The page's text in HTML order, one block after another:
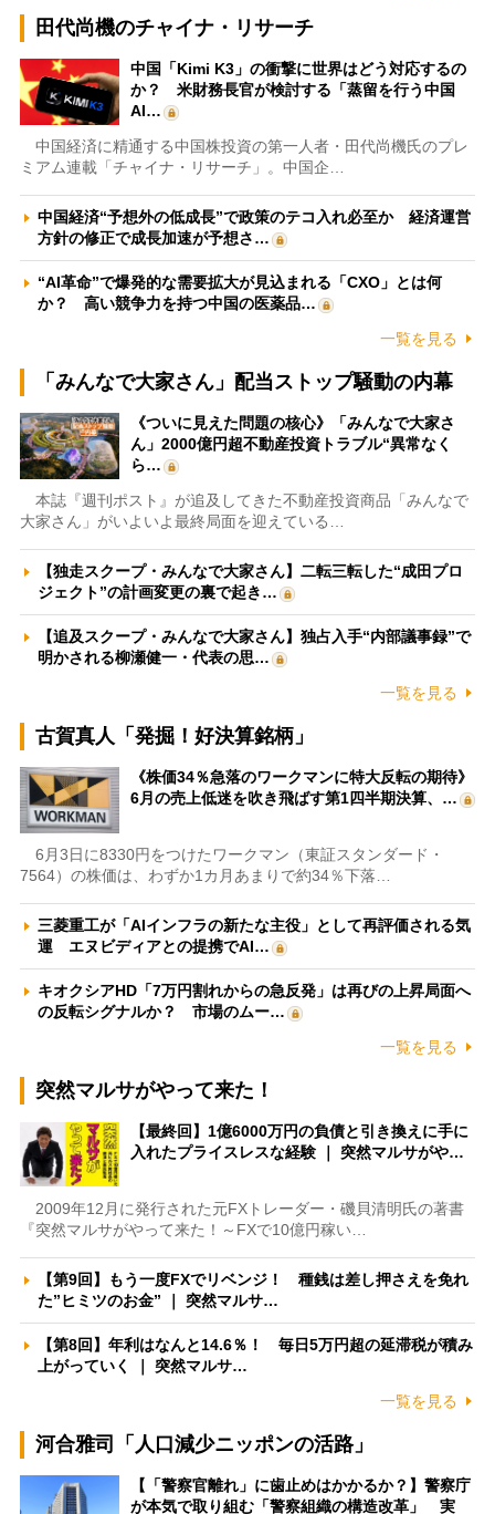
田代尚機のチャイナ・リサーチ
中国「Kimi K3」の衝撃に世界はどう対応するの
か？ 米財務長官が検討する「蒸留を行う中国
AI…
中国経済に精通する中国株投資の第一人者・田代尚機氏のプレ
ミアム連載「チャイナ・リサーチ」。中国企…
中国経済“予想外の低成長”で政策のテコ入れ必至か 経済運営
方針の修正で成長加速が予想さ…
“AI革命”で爆発的な需要拡大が見込まれる「CXO」とは何
か？ 高い競争力を持つ中国の医薬品…
一覧を見る
「みんなで大家さん」配当ストップ騒動の内幕
《ついに見えた問題の核心》「みんなで大家さ
ん」2000億円超不動産投資トラブル“異常なく
ら…
本誌『週刊ポスト』が追及してきた不動産投資商品「みんなで
大家さん」がいよいよ最終局面を迎えている…
【独走スクープ・みんなで大家さん】二転三転した“成田プロ
ジェクト”の計画変更の裏で起き…
【追及スクープ・みんなで大家さん】独占入手“内部議事録”で
明かされる柳瀬健一・代表の思…
一覧を見る
古賀真人「発掘！好決算銘柄」
《株価34％急落のワークマンに特大反転の期待》
6月の売上低迷を吹き飛ばす第1四半期決算、…
6月3日に8330円をつけたワークマン（東証スタンダード・
7564）の株価は、わずか1カ月あまりで約34％下落…
三菱重工が「AIインフラの新たな主役」として再評価される気
運 エヌビディアとの提携でAI…
キオクシアHD「7万円割れからの急反発」は再びの上昇局面へ
の反転シグナルか？ 市場のムー…
一覧を見る
突然マルサがやって来た！
【最終回】1億6000万円の負債と引き換えに手に
入れたプライスレスな経験 ｜ 突然マルサがや…
2009年12月に発行された元FXトレーダー・磯貝清明氏の著書
『突然マルサがやって来た！～FXで10億円稼い…
【第9回】もう一度FXでリベンジ！ 種銭は差し押さえを免れ
た”ヒミツのお金” ｜ 突然マルサ…
【第8回】年利はなんと14.6％！ 毎日5万円超の延滞税が積み
上がっていく ｜ 突然マルサ…
一覧を見る
河合雅司「人口減少ニッポンの活路」
【「警察官離れ」に歯止めはかかるか？】警察庁
が本気で取り組む「警察組織の構造改革」 実